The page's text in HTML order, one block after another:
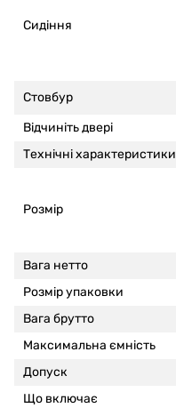
Сидіння
Стовбур
Відчиніть двері
Технічні характеристики
Розмір
Вага нетто
Розмір упаковки
Вага брутто
Максимальна ємність
Допуск
Що включає